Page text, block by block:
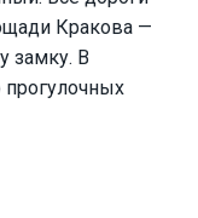
Кракова —
замку. В